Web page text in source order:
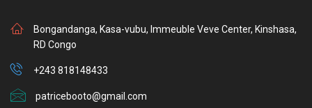
Bongandanga, Kasa-vubu, Immeuble Veve Center, Kinshasa,
RD Congo
+243 818148433
patricebooto@gmail.com